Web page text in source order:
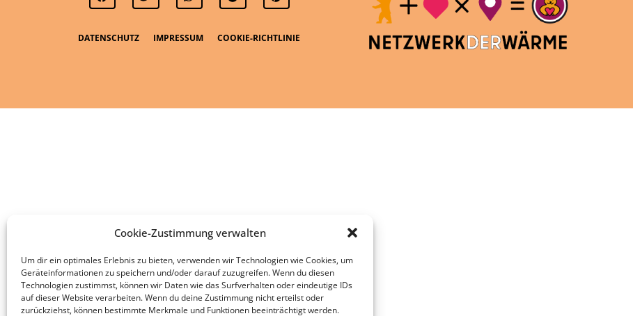
Cookie-Zustimmung verwalten
Um dir ein optimales Erlebnis zu bieten, verwenden wir Technologien wie Cookies, um
Geräteinformationen zu speichern und/oder darauf zuzugreifen. Wenn du diesen
Technologien zustimmst, können wir Daten wie das Surfverhalten oder eindeutige IDs
auf dieser Website verarbeiten. Wenn du deine Zustimmung nicht erteilst oder
zurückziehst, können bestimmte Merkmale und Funktionen beeinträchtigt werden.
DATENSCHUTZ IMPRESSUM COOKIE-RICHTLINIE